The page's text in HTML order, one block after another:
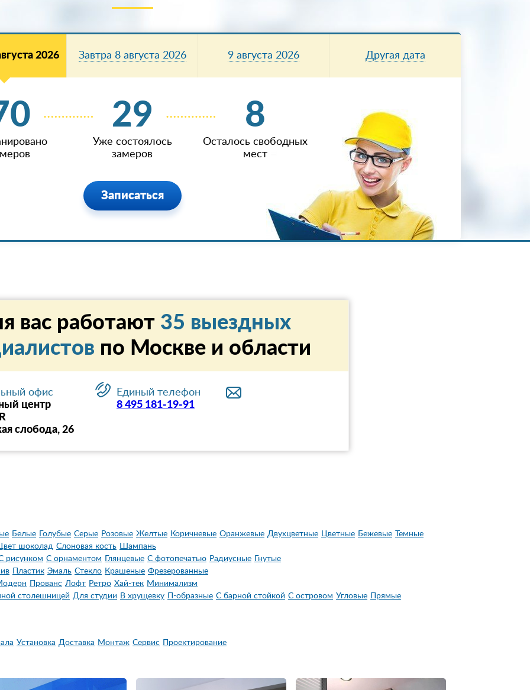
2026 Завтра 8 августа 2026 9 августа 2026 Другая дата
29
Уже состоялось
замеров
8
Осталось свободных
мест
Записаться
вас работают 35 выездных
по Москве и области
офис
центр
слобода, 26
Единый телефон
8 495 181-19-91
Белые Голубые Серые Розовые Желтые Коричневые Оранжевые Двухцветные Цветные Бежевые
Темные
шоколад Слоновая кость Шампань
рисунком С орнаментом Глянцевые С фотопечатью Радиусные
Гнутые
Пластик Эмаль Стекло Крашеные Фрезерованные
Прованс Лофт Ретро Хай-тек Минимализм
столешницей Для студии В хрущевку П-образные С барной стойкой С островом Угловые Прямые
Установка Доставка Монтаж Сервис Проектирование